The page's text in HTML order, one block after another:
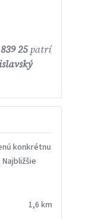
839 25patrí
konkrétnu
1,6 km